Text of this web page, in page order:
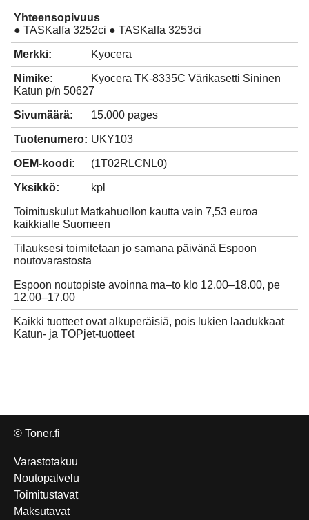
Yhteensopivuus
● TASKalfa 3252ci ● TASKalfa 3253ci
Merkki: Kyocera
Nimike:
Kyocera TK-8335C Värikasetti Sininen
Katun p/n 50627
Sivumäärä: 15.000 pages
Tuotenumero: UKY103
OEM-koodi: (1T02RLCNL0)
Yksikkö: kpl
Toimituskulut Matkahuollon kautta vain 7,53 euroa
kaikkialle Suomeen
Tilauksesi toimitetaan jo samana päivänä Espoon
noutovarastosta
Espoon noutopiste avoinna ma–to klo 12.00–18.00, pe
12.00–17.00
Kaikki tuotteet ovat alkuperäisiä, pois lukien laadukkaat
Katun- ja TOPjet-tuotteet
© Toner.fi
Varastotakuu
Noutopalvelu
Toimitustavat
Maksutavat